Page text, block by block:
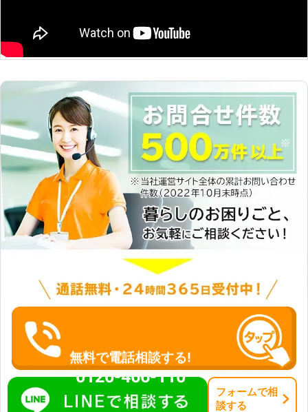
ます。雪が降る前に屋根の補強修理を
の設置を行っておくと、もしものとき
事前の備えも、株式会社Rグループに
ぜひお任せ下さい。
無料で電話相談する!
0120-466-110
フォームで相
談する